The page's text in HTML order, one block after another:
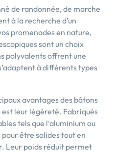
de randonnée, de marche
à la recherche d’un
promenades en nature,
sont un choix
polyvalents offrent une
à différents types
avantages des bâtons
leur légèreté. Fabriqués
tels que l’aluminium ou
être solides tout en
Leur poids réduit permet